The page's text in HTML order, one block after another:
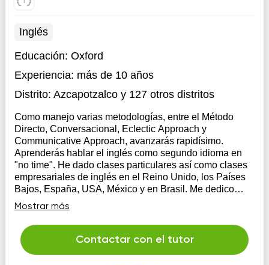
Inglés
Educación: Oxford
Experiencia: más de 10 años
Distrito: Azcapotzalcoy 127 otros distritos
Como manejo varias metodologías, entre el Método
Directo, Conversacional, Eclectic Approach y
Communicative Approach, avanzarás rapidísimo.
Aprenderás hablar el inglés como segundo idioma en
"no time". He dado clases particulares así como clases
empresariales de inglés en el Reino Unido, los Países
Bajos, España, USA, México y en Brasil. Me dedico
principalmente al Business English. También doy
talleres de entrevistas, presentaciones, Effective
Communication y ventas.
Mostrar más
Contactar con el tutor